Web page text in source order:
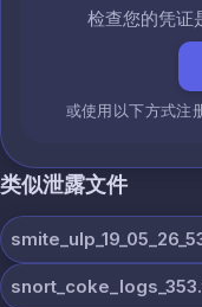
检查您的凭证
或使用以下方式注
类似泄露文件